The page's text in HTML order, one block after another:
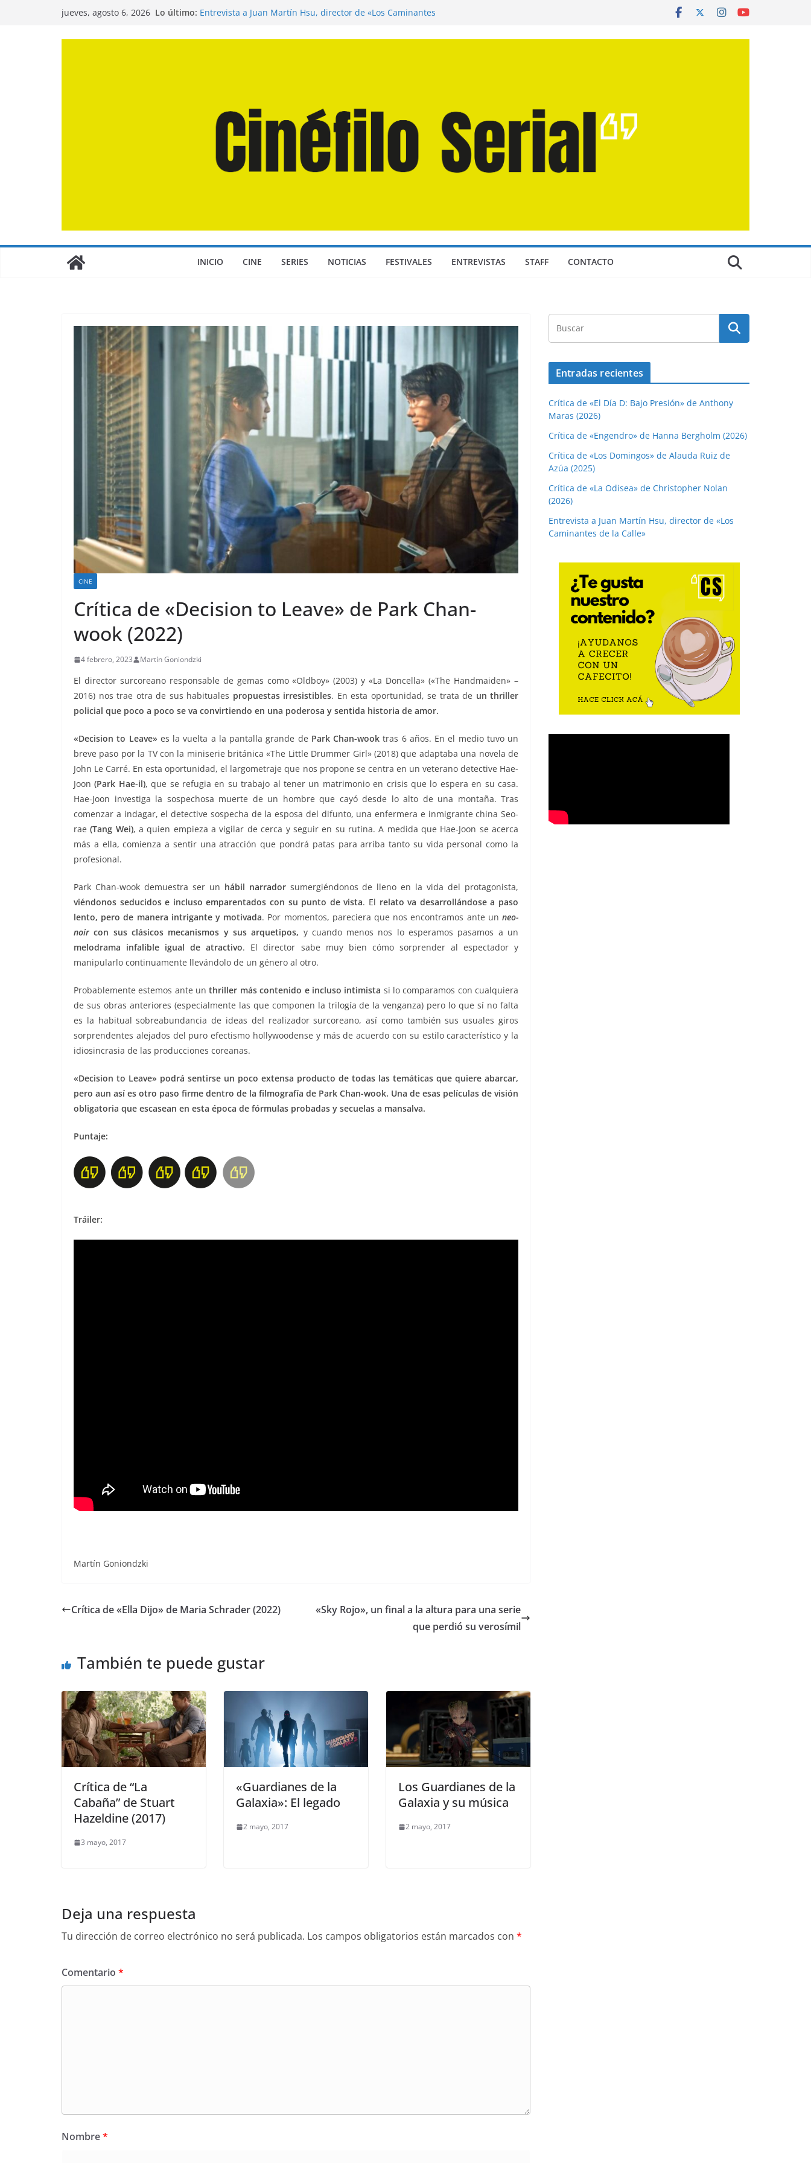
jueves, agosto 6, 2026 Lo último: Entrevista a Juan Martín Hsu, director de «Los Caminantes
INICIO CINE SERIES NOTICIAS FESTIVALES ENTREVISTAS STAFF CONTACTO
CINE
Crítica de «Decision to Leave» de Park Chan-
wook (2022)
4 febrero, 2023 Martín Goniondzki
El director surcoreano responsable de gemas como «Oldboy» (2003) y «La Doncella» («The Handmaiden» –
2016) nos trae otra de sus habituales propuestas irresistibles. En esta oportunidad, se trata de un thriller
policial que poco a poco se va convirtiendo en una poderosa y sentida historia de amor.
«Decision to Leave» es la vuelta a la pantalla grande de Park Chan-wook tras 6 años. En el medio tuvo un
breve paso por la TV con la miniserie británica «The Little Drummer Girl» (2018) que adaptaba una novela de
John Le Carré. En esta oportunidad, el largometraje que nos propone se centra en un veterano detective Hae-
Joon(Park Hae-il), que se refugia en su trabajo al tener un matrimonio en crisis que lo espera en su casa.
Hae-Joon investiga la sospechosa muerte de un hombre que cayó desde lo alto de una montaña. Tras
comenzar a indagar, el detective sospecha de la esposa del difunto, una enfermera e inmigrante china Seo-
rae(Tang Wei), a quien empieza a vigilar de cerca y seguir en su rutina. A medida que Hae-Joon se acerca
más a ella, comienza a sentir una atracción que pondrá patas para arriba tanto su vida personal como la
profesional.
Park Chan-wook demuestra ser un hábil narradorsumergiéndonos de lleno en la vida del protagonista,
viéndonos seducidos e incluso emparentados con su punto de vista. El relato va desarrollándose a paso
lento, pero de manera intrigante y motivada. Por momentos, pareciera que nos encontramos ante un neo-
noir con sus clásicos mecanismos y sus arquetipos, y cuando menos nos lo esperamos pasamos a un
melodrama infalible igual de atractivo. El director sabe muy bien cómo sorprender al espectador y
manipularlo continuamente llevándolo de un género al otro.
Probablemente estemos ante unthriller más contenido e incluso intimista si lo comparamos con cualquiera
de sus obras anteriores (especialmente las que componen la trilogía de la venganza) pero lo que sí no falta
es la habitual sobreabundancia de ideas del realizador surcoreano, así como también sus usuales giros
sorprendentes alejados del puro efectismo hollywoodense y más de acuerdo con su estilo característico y la
idiosincrasia de las producciones coreanas.
«Decision to Leave» podrá sentirse un poco extensa producto de todas las temáticas que quiere abarcar,
pero aun así es otro paso firme dentro de la filmografía de Park Chan-wook. Una de esas películas de visión
obligatoria que escasean en esta época de fórmulas probadas y secuelas a mansalva.
Puntaje:
Tráiler:
Martín Goniondzki
Crítica de «Ella Dijo» de Maria Schrader (2022)
«Sky Rojo», un final a la altura para una serie
que perdió su verosímil
También te puede gustar
Crítica de “La
Cabaña” de Stuart
Hazeldine (2017)
3 mayo, 2017
«Guardianes de la
Galaxia»: El legado
2 mayo, 2017
Los Guardianes de la
Galaxia y su música
2 mayo, 2017
Deja una respuesta
Tu dirección de correo electrónico no será publicada. Los campos obligatorios están marcados con *
Comentario *
Nombre*
Entradas recientes
Crítica de «El Día D: Bajo Presión» de Anthony
Maras (2026)
Crítica de «Engendro» de Hanna Bergholm (2026)
Crítica de «Los Domingos» de Alauda Ruiz de
Azúa (2025)
Crítica de «La Odisea» de Christopher Nolan
(2026)
Entrevista a Juan Martín Hsu, director de «Los
Caminantes de la Calle»